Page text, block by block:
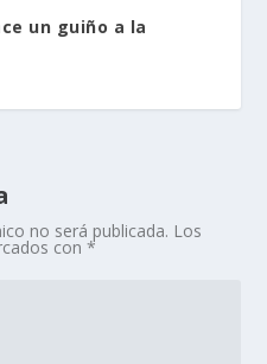
un guiño a la
no será publicada. Los
con*